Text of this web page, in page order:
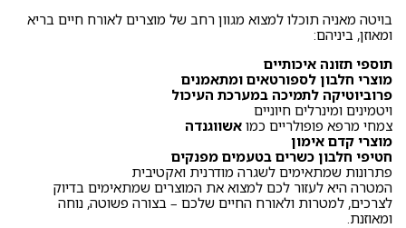
בויטה מאניה תוכלו למצוא מגוון רחב של מוצרים לאורח חיים בריא
ומאוזן, ביניהם:
תוספי תזונה איכותיים
מוצרי חלבון לספורטאים ומתאמנים
פרוביוטיקה לתמיכה במערכת העיכול
ויטמינים ומינרלים חיוניים
צמחי מרפא פופולריים כמו אשווגנדה
מוצרי קדם אימון
חטיפי חלבון כשרים בטעמים מפנקים
פתרונות שמתאימים לשגרה מודרנית ואקטיבית
המטרה היא לעזור לכם למצוא את המוצרים שמתאימים בדיוק
לצרכים, למטרות ולאורח החיים שלכם – בצורה פשוטה, נוחה
ומאוזנת.